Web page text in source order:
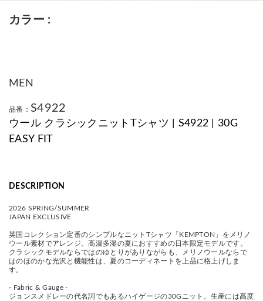
カラー
MEN
品番： S4922
ウール クラシックニットTシャツ | S4922 | 30G
EASY FIT
DESCRIPTION
2026 SPRING/SUMMER
JAPAN EXCLUSIVE
英国コレクション定番のシンプルなニットTシャツ「KEMPTON」をメリノ
ウール素材でアレンジ。高温多湿の夏におすすめの日本限定モデルです。
クラシックモデルならではのゆとりがありながらも、メリノウールならで
はのほのかな光沢と機能性は、夏のコーディネートを上品に格上げしま
す。
- Fabric & Gauge -
ジョンスメドレーの代名詞でもあるハイゲージの30Gニット。生産には高度